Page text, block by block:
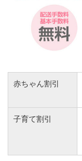
赤ちゃん割引
子育て割引